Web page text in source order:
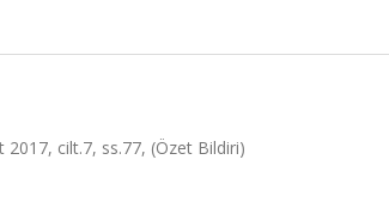
cilt.7, ss.77, (Özet Bildiri)